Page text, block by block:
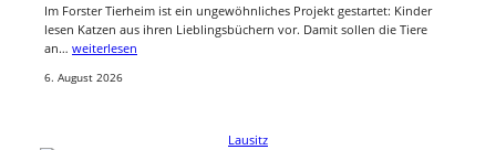
Im Forster Tierheim ist ein ungewöhnliches Projekt gestartet: Kinder
lesen Katzen aus ihren Lieblingsbüchern vor. Damit sollen die Tiere
an… weiterlesen
6. August 2026
Lausitz